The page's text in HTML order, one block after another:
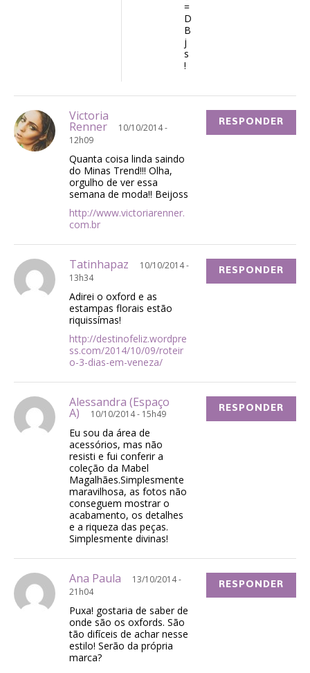
=
D
B
j
s
!
Victoria
Renner
10/10/2014 -
12h09
Quanta coisa linda saindo
do Minas Trend!!! Olha,
orgulho de ver essa
semana de moda!! Beijoss
http://www.victoriarenner.
com.br
RESPONDER
Tatinhapaz
10/10/2014 -
13h34
Adirei o oxford e as
estampas florais estão
riquissímas!
http://destinofeliz.wordpre
ss.com/2014/10/09/roteir
o-3-dias-em-veneza/
RESPONDER
Alessandra (Espaço
A) 10/10/2014 - 15h49
Eu sou da área de
acessórios, mas não
resisti e fui conferir a
coleção da Mabel
Magalhães.Simplesmente
maravilhosa, as fotos não
conseguem mostrar o
acabamento, os detalhes
e a riqueza das peças.
Simplesmente divinas!
RESPONDER
Ana Paula
13/10/2014 -
21h04
Puxa! gostaria de saber de
onde são os oxfords. São
tão difíceis de achar nesse
estilo! Serão da própria
marca?
RESPONDER